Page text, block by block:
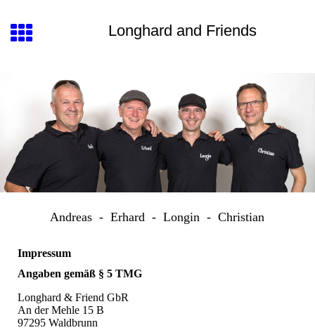
Longhard and Friends
Andreas - Erhard - Longin - Christian
Impressum
Angaben gemäß § 5 TMG​
Longhard & Friend GbR
An der Mehle 15 B
97295 Waldbrunn